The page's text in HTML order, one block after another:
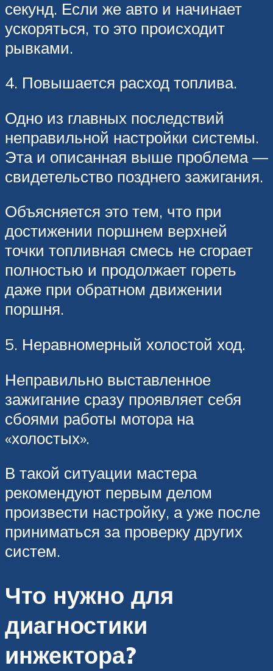
секунд. Если же авто и начинает
ускоряться, то это происходит
рывками.
4. Повышается расход топлива.
Одно из главных последствий
неправильной настройки системы.
Эта и описанная выше проблема —
свидетельство позднего зажигания.
Объясняется это тем, что при
достижении поршнем верхней
точки топливная смесь не сгорает
полностью и продолжает гореть
даже при обратном движении
поршня.
5. Неравномерный холостой ход.
Неправильно выставленное
зажигание сразу проявляет себя
сбоями работы мотора на
«холостых».
В такой ситуации мастера
рекомендуют первым делом
произвести настройку, а уже после
приниматься за проверку других
систем.
Что нужно для
диагностики
инжектора?